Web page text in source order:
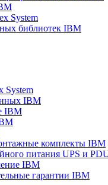
System
библиотек IBM
System
IBM
IBM
комплекты IBM
питания UPS и
IBM
гарантии IBM